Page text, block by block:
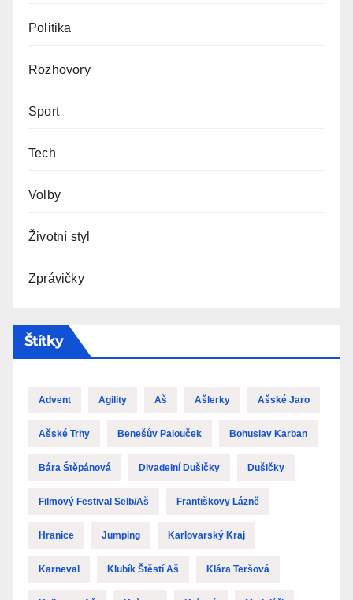
Politika
Rozhovory
Sport
Tech
Volby
Životní styl
Zprávičky
Štítky
Advent Agility Aš Ašlerky Ašské Jaro
Ašské Trhy Benešův Palouček Bohuslav Karban
Bára Štěpánová Divadelní Dušičky Dušičky
Filmový Festival Selb/Aš Františkovy Lázně
Hranice Jumping Karlovarský Kraj
Karneval Klubík Štěstí Aš Klára Teršová